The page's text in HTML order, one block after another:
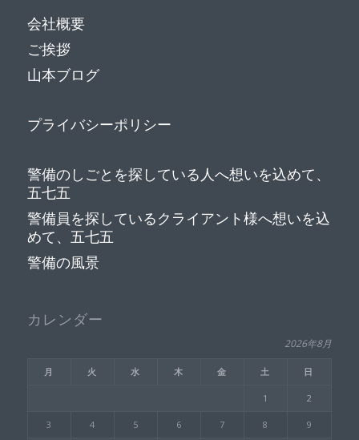
会社概要
ご挨拶
山本ブログ
プライバシーポリシー
警備のしごとを探している人へ想いを込めて、
五七五
警備員を探しているクライアント様へ想いを込
めて、五七五
警備の風景
カレンダー
2026年8月
月 火 水 木 金 土 日
1 2
3 4 5 6 7 8 9